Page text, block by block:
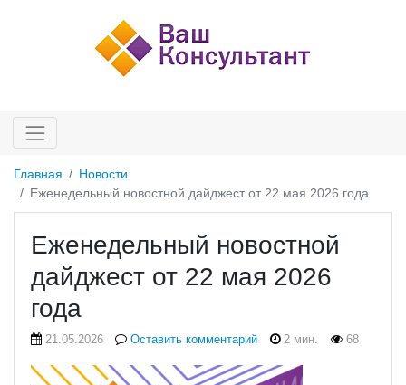
Главная
Новости
Еженедельный новостной дайджест от 22 мая 2026 года
Еженедельный новостной
дайджест от 22 мая 2026
года
21.05.2026 Оставить комментарий 2 мин. 68